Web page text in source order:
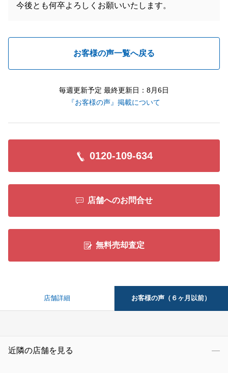
今後とも何卒よろしくお願いいたします。
お客様の声一覧へ戻る
毎週更新予定 最終更新日：8月6日
『お客様の声』掲載について
0120-109-634
店舗へのお問合せ
無料売却査定
店舗詳細 お客様の声（６ヶ月以前）
近隣の店舗を見る